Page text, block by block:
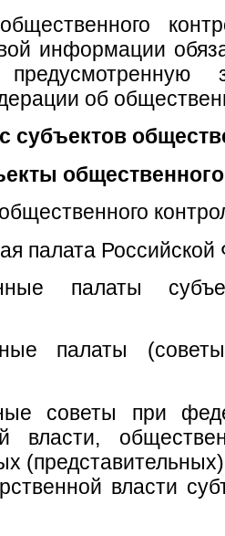
информации
об
субъектов
палата Российской
палаты
палаты
советы при
власти,
власти